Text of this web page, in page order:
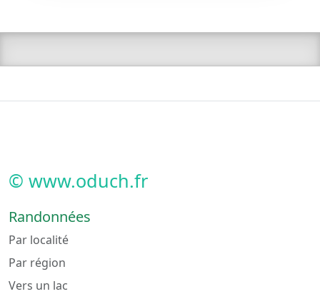
© www.oduch.fr
Randonnées
Par localité
Par région
Vers un lac